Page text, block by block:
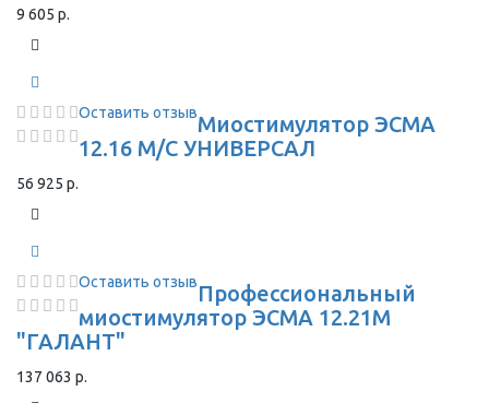
9 605 р.
Оставить отзывМиостимулятор ЭСМА
12.16 М/С УНИВЕРСАЛ
56 925 р.
Оставить отзывПрофессиональный
миостимулятор ЭСМА 12.21М
"ГАЛАНТ"
137 063 р.